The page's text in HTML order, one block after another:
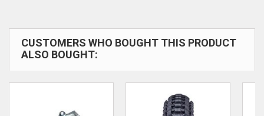
CUSTOMERS WHO BOUGHT THIS PRODUCT
ALSO BOUGHT: